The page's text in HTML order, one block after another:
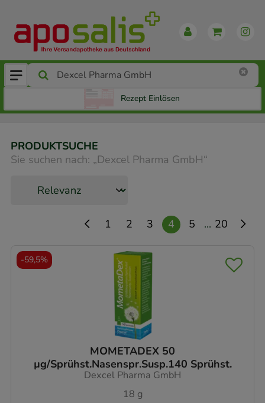
Rezept Einlösen
PRODUKTSUCHE
Sie suchen nach: „Dexcel Pharma GmbH“
1 2 3 4 5 ... 20
MOMETADEX 50
µg/Sprühst.Nasenspr.Susp.140 Sprühst.
Dexcel Pharma GmbH
18 g
-59,5%